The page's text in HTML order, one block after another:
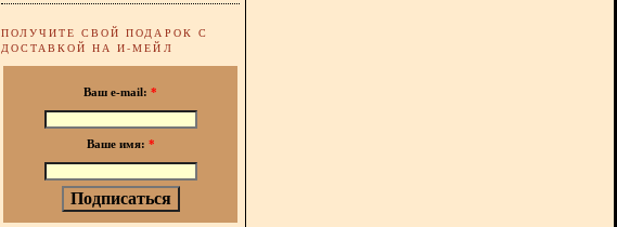
ПОЛУЧИТЕ СВОЙ ПОДАРОК С
ДОСТАВКОЙ НА И-МЕЙЛ
Ваш e-mail: *
Ваше имя: *